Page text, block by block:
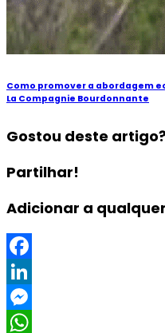
Como promover a abordagem
La Compagnie Bourdonnante
Gostou deste
Partilhar!
Adicionar a
Facebook
LinkedIn
Messenger